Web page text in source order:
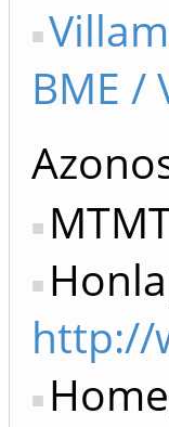
BME /
http://